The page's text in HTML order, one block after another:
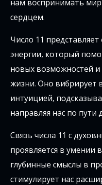
нам воспринимать
сердцем.
Число 11
энергии, который
новых возможностей и
жизни. Оно вибрирует
интуицией,
направляя нас по пути
Связь числа 11 с
проявляется в умении
глубинные смыслы в
стимулирует нас